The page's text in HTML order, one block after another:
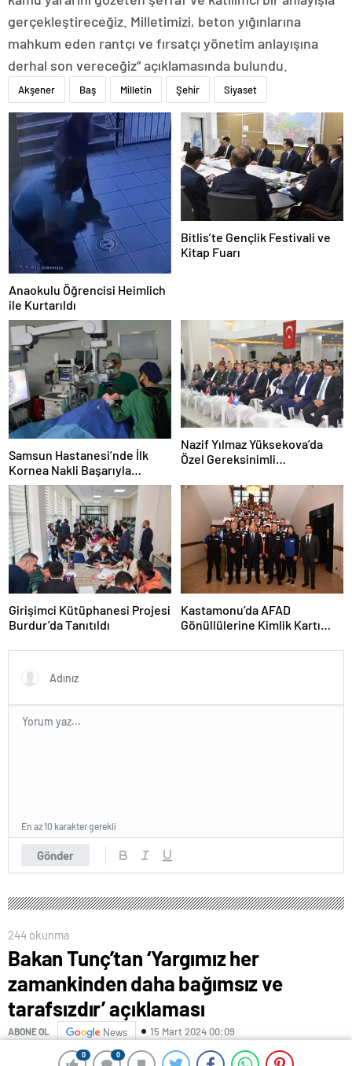
0 0
gerçekleştireceğiz. Milletimizi, beton yığınlarına
mahkum eden rantçı ve fırsatçı yönetim anlayışına
derhal son vereceğiz” açıklamasında bulundu.
Akşener Baş Milletin Şehir Siyaset
Anaokulu Öğrencisi Heimlich
ile Kurtarıldı
Bitlis’te Gençlik Festivali ve
Kitap Fuarı
Samsun Hastanesi’nde İlk
Kornea Nakli Başarıyla
Gerçekleşti
Nazif Yılmaz Yüksekova’da
Özel Gereksinimli
Girişimci Kütüphanesi Projesi
Burdur’da Tanıtıldı
Kastamonu’da AFAD
Gönüllülerine Kimlik Kartı
Gönder
En az 10 karakter gerekli
244 okunma
Bakan Tunç’tan ‘Yargımız her
zamankinden daha bağımsız ve
tarafsızdır’ açıklaması
ABONE OL News 15 Mart 2024 00:09
0 0